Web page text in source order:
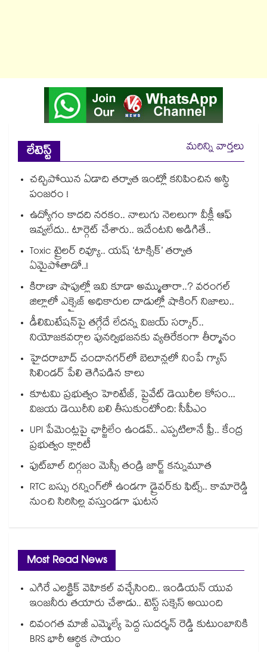
లేటెస్ట్
మరిన్ని వార్తలు
చచ్చిపోయిన ఏడాది తర్వాత ఇంట్లో కనిపించిన అస్థి
పంజరం !
ఉద్యోగం కాదది నరకం.. నాలుగు నెలలుగా వీక్లీ ఆఫ్
ఇవ్వలేదు.. టార్గెట్ చేశారు.. ఇదేంటని అడిగితే..
Toxic ట్రైలర్ రివ్యూ.. యష్ ‘టాక్సిక్’ తర్వాత
ఏమైపోతాడో..!
కిరాణా షాపుల్లో ఇవి కూడా అమ్ముతారా..? వరంగల్
జిల్లాలో ఎక్సైజ్ అధికారుల దాడుల్లో షాకింగ్ నిజాలు..
డీలిమిటేషన్‎పై తగ్గేదే లేదన్న విజయ్ సర్కార్..
నియోజకవర్గాల పునర్విభజనకు వ్యతిరేకంగా తీర్మానం
హైదరాబాద్⁪ చందానగర్⁫లో బెలూన్లలో నింపే గ్యాస్
సిలిండర్ పేలి తెగిపడిన కాలు
కూటమి ప్రభుత్వం హెరిటేజ్, ప్రైవేట్ డెయిరీల కోసం...
విజయ డెయిరీని బలి తీసుకుంటోంది: సీపీఎం
UPI పేమెంట్లపై ఛార్జీలేం ఉండవ్.. ఎప్పటిలానే ఫ్రీ.. కేంద్ర
ప్రభుత్వం క్లారిటీ
ఫుట్‎బాల్ దిగ్గజం మెస్సీ తండ్రి జార్జ్ కన్నుమూత
RTC బస్సు రన్నింగ్⁫లో ఉండగా డ్రైవర్‌కు ఫిట్స్.. కామారెడ్డి
నుంచి సిరిసిల్ల వస్తుండగా ఘటన
Most Read News
ఎగిరే ఎలక్ట్రిక్ వెహికల్ వచ్చేసింది.. ఇండియన్ యువ
ఇంజనీరు తయారు చేశాడు.. టెస్ట్ సక్సెస్ అయింది
దివంగత మాజీ ఎమ్మెల్యే పెద్ద సుదర్శన్ రెడ్డి కుటుంబానికి
BRS భారీ ఆర్థిక సాయం